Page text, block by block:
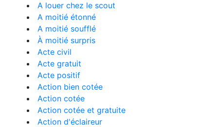
A louer chez le scout
A moitié étonné
A moitié soufflé
À moitié surpris
Acte civil
Acte gratuit
Acte positif
Action bien cotée
Action cotée
Action cotée et gratuite
Action d'éclaireur